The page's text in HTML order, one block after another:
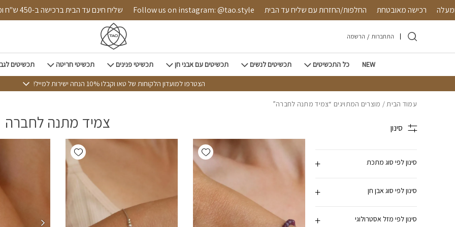
Skip to Content
ש"ח ומעלה רכישה מאובטחת החלפות/החזרות עם שליח עד הבית Follow us on instagram: @tao.style שליח חינם עד הבית ברכישה
התחברות / הרשמה
NEW כל התכשיטים תכשיטים לנשים תכשיטים עם אבני חן תכשיטי פנינים תכשיטי חריטה תכשיטים
הצטרפו למועדון הלקוחות של טאו וקבלו 10% הנחה ישירות למייל!
עמוד הבית/ מוצרים המתויגים “צמיד מתנה לחברה”
צמיד מתנה לחברה סינון
סינון לפי סוג מתכת
סינון לפי סוג אבן חן
סינון לפי מזל אסטרולוגי
Add wishlist
Add wishlist
בחזרה למעלה